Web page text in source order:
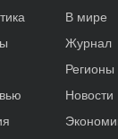
В мире
Журнал
Регионы
Новости